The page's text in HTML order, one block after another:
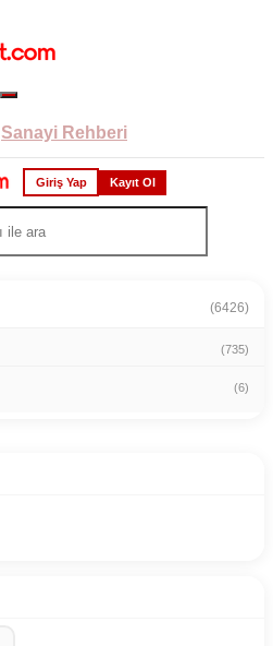
Sanayi Rehberi
Giriş Yap Kayıt Ol
(6426)
(735)
(6)